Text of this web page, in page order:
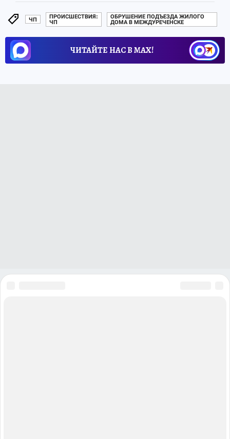
ЧП
ПРОИСШЕСТВИЯ:
ЧП
ОБРУШЕНИЕ ПОДЪЕЗДА ЖИЛОГО
ДОМА В МЕЖДУРЕЧЕНСКЕ
ЧИТАЙТЕ НАС В МАХ!